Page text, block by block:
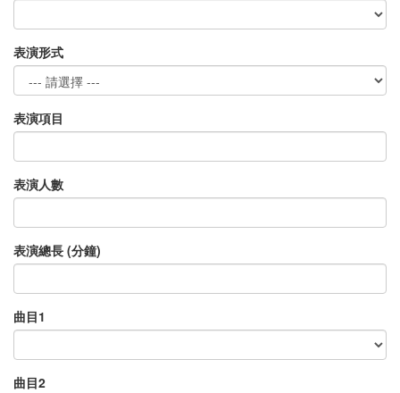
表演形式
表演項目
表演人數
表演總長 (分鐘)
曲目1
曲目2